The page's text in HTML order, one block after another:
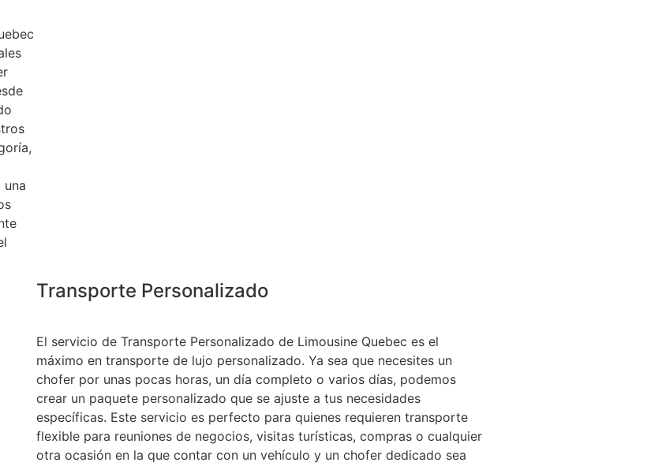
una
Transporte Personalizado
El servicio de Transporte Personalizado de Limousine Quebec es el
máximo en transporte de lujo personalizado. Ya sea que necesites un
chofer por unas pocas horas, un día completo o varios días, podemos
crear un paquete personalizado que se ajuste a tus necesidades
específicas. Este servicio es perfecto para quienes requieren transporte
flexible para reuniones de negocios, visitas turísticas, compras o cualquier
otra ocasión en la que contar con un vehículo y un chofer dedicado sea